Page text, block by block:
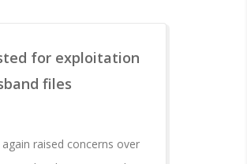
for exploitation
files
raised concerns over